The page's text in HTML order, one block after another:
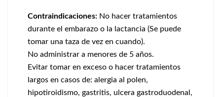
Contraindicaciones: No hacer tratamientos
durante el embarazo o la lactancia (Se puede
tomar una taza de vez en cuando).
No administrar a menores de 5 años.
Evitar tomar en exceso o hacer tratamientos
largos en casos de: alergia al polen,
hipotiroidismo, gastritis, ulcera gastroduodenal,